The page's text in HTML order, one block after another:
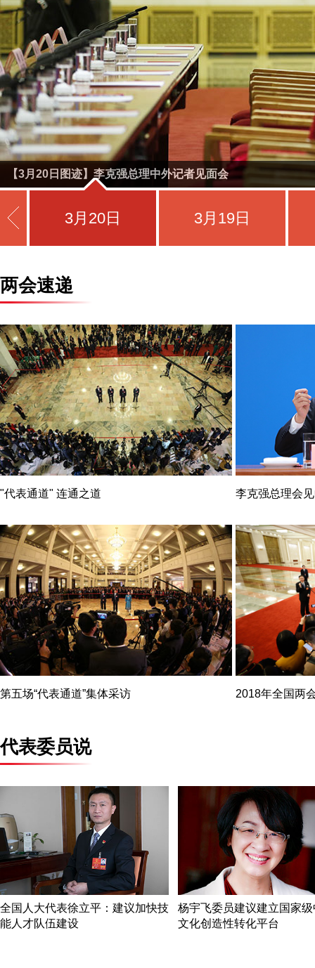
【3月20日图迹】李克强总理中外记者见面会
3月20日 3月19日
两会速递
"代表通道" 连通之道 李克强总理会
第五场“代表通道”集体采访 2018年全国两
代表委员说
全国人大代表徐立平：建议加快技
能人才队伍建设
杨宇飞委员建议建立国家
文化创造性转化平台